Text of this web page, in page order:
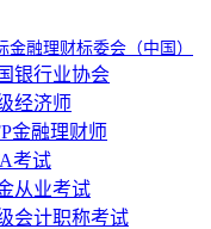
金融理财标委会（中国）
银行业协会
经济师
金融理财师
考试
从业考试
会计职称考试